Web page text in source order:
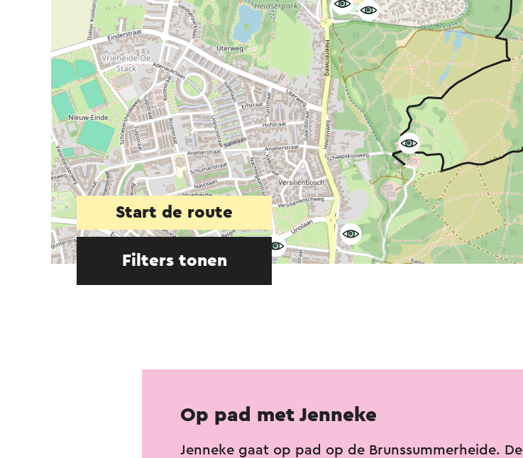
Start de route
Filters tonen
Op pad met Jenneke
Jenneke gaat op pad op de Brunssummerheide. De